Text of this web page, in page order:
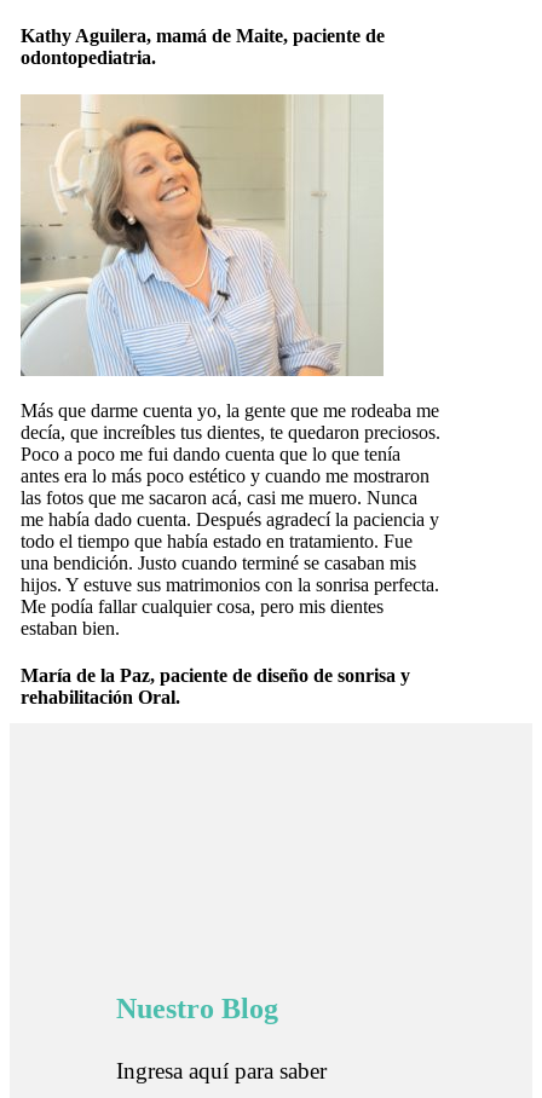
Kathy Aguilera, mamá de Maite, paciente de
odontopediatria.
Más que darme cuenta yo, la gente que me rodeaba me
decía, que increíbles tus dientes, te quedaron preciosos.
Poco a poco me fui dando cuenta que lo que tenía
antes era lo más poco estético y cuando me mostraron
las fotos que me sacaron acá, casi me muero. Nunca
me había dado cuenta. Después agradecí la paciencia y
todo el tiempo que había estado en tratamiento. Fue
una bendición. Justo cuando terminé se casaban mis
hijos. Y estuve sus matrimonios con la sonrisa perfecta.
Me podía fallar cualquier cosa, pero mis dientes
estaban bien.
María de la Paz, paciente de diseño de sonrisa y
rehabilitación Oral.
Nuestro Blog
Ingresa aquí para saber